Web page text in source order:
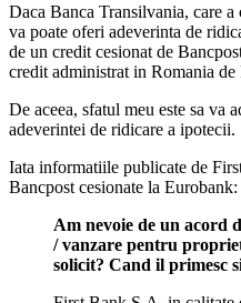
Daca Banca Transilvania, care
va poate oferi adeverinta de
de un credit cesionat de
credit administrat in Romania de
De aceea, sfatul meu este sa va
adeverintei de ridicare a ipotecii.
Iata informatiile publicate de
Bancpost cesionate la Eurobank:
Am nevoie de un acord
/ vanzare pentru
solicit? Cand il primesc